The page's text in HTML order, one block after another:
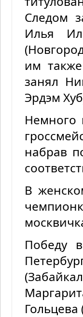
Следом
Илья
им
занял
Эрдэм
Немного
набрав
В
Победу